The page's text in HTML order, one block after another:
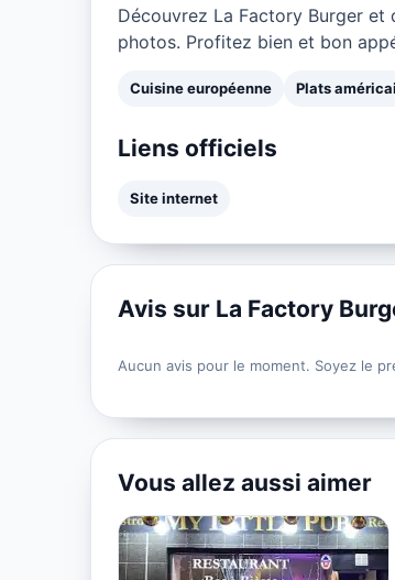
Découvrez La Factory Burger
photos. Profitez bien et bon
Cuisine européenne Plats
Liens officiels
Site internet
Avis sur La Factory
Aucun avis pour le moment. Soyez le
Vous allez aussi aimer